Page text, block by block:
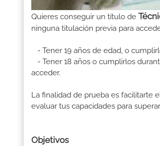
Quieres conseguir un título de
ninguna titulación previa para
- Tener 19 años de edad, o
- Tener 18 años o cumplirlos
acceder.
La finalidad de prueba es facilitarte
evaluar tus capacidades para
Objetivos